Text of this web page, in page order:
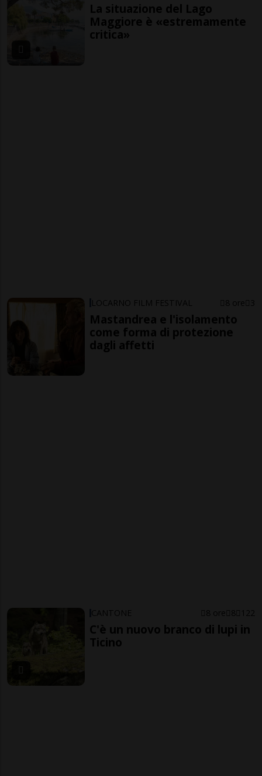
La situazione del Lago
Maggiore è «estremamente
critica»
LOCARNO FILM FESTIVAL 8 ore 3
Mastandrea e l'isolamento
come forma di protezione
dagli affetti
CANTONE 8 ore 8 122
C'è un nuovo branco di lupi in
Ticino